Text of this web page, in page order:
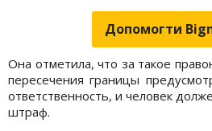
Допомогти
Она отметила, что за такое
пересечения границы
ответственность, и человек
штраф.